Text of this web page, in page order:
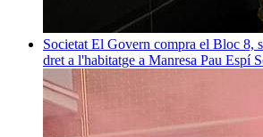
Societat El Govern compra el Bloc 8,
dret a l'habitatge a Manresa Pau Espí